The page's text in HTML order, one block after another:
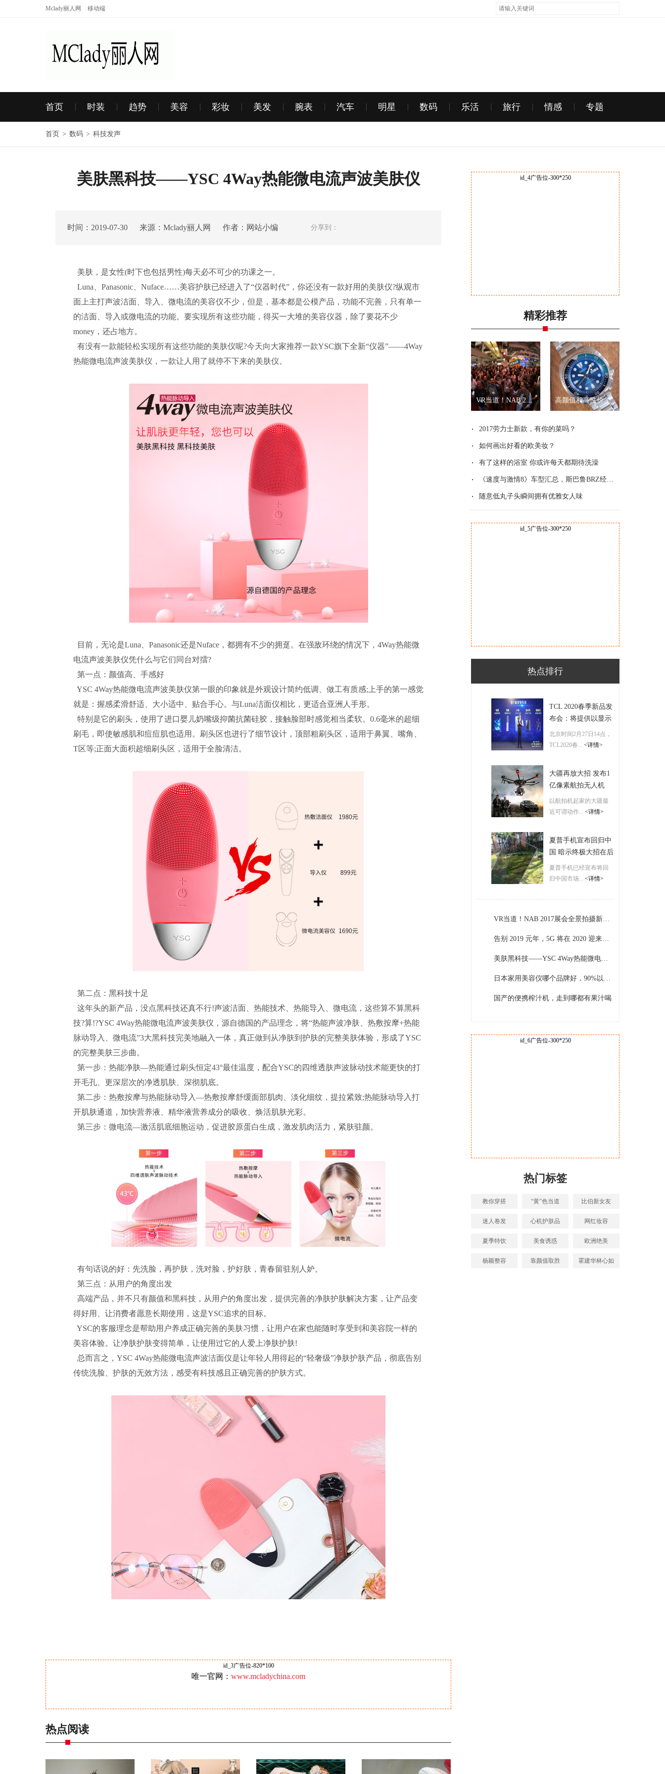
Mclady丽人网 移动端
首页 时装 趋势 美容 彩妆 美发 腕表 汽车 明星 数码 乐活 旅行 情感 专题
首页 > 数码 > 科技发声
美肤黑科技——YSC 4Way热能微电流声波美肤仪
时间：2019-07-30 来源：Mclady丽人网 作者：网站小编 分享到：
美肤，是女性(时下也包括男性)每天必不可少的功课之一。
Luna、Panasonic、Nuface……美容护肤已经进入了“仪器时代”，你还没有一款好用的美肤仪?纵观市
面上主打声波洁面、导入、微电流的美容仪不少，但是，基本都是公模产品，功能不完善，只有单一
的洁面、导入或微电流的功能。要实现所有这些功能，得买一大堆的美容仪器，除了要花不少
money，还占地方。
有没有一款能轻松实现所有这些功能的美肤仪呢?今天向大家推荐一款YSC旗下全新“仪器”——4Way
热能微电流声波美肤仪，一款让人用了就停不下来的美肤仪。
目前，无论是Luna、Panasonic还是Nuface，都拥有不少的拥趸。在强敌环绕的情况下，4Way热能微
电流声波美肤仪凭什么与它们同台对擂?
第一点：颜值高、手感好
YSC 4Way热能微电流声波美肤仪第一眼的印象就是外观设计简约低调、做工有质感;上手的第一感觉
就是：握感柔滑舒适、大小适中、贴合手心。与Luna洁面仪相比，更适合亚洲人手形。
特别是它的刷头，使用了进口婴儿奶嘴级抑菌抗菌硅胶，接触脸部时感觉相当柔软。0.6毫米的超细
刷毛，即使敏感肌和痘痘肌也适用。刷头区也进行了细节设计，顶部粗刷头区，适用于鼻翼、嘴角、
T区等;正面大面积超细刷头区，适用于全脸清洁。
第二点：黑科技十足
这年头的新产品，没点黑科技还真不行!声波洁面、热能技术、热能导入、微电流，这些算不算黑科
技?算!?YSC 4Way热能微电流声波美肤仪，源自德国的产品理念，将“热能声波净肤、热敷按摩+热能
脉动导入、微电流”3大黑科技完美地融入一体，真正做到从净肤到护肤的完整美肤体验，形成了YSC
的完整美肤三步曲。
第一步：热能净肤—热能通过刷头恒定43°最佳温度，配合YSC的四维透肤声波脉动技术能更快的打
开毛孔、更深层次的净透肌肤、深彻肌底。
第二步：热敷按摩与热能脉动导入—热敷按摩舒缓面部肌肉、淡化细纹，提拉紧致;热能脉动导入打
开肌肤通道，加快营养液、精华液营养成分的吸收、焕活肌肤光彩。
第三步：微电流—激活肌底细胞运动，促进胶原蛋白生成，激发肌肉活力，紧肤驻颜。
有句话说的好：先洗脸，再护肤，洗对脸，护好肤，青春留驻别人妒。
第三点：从用户的角度出发
高端产品，并不只有颜值和黑科技，从用户的角度出发，提供完善的净肤护肤解决方案，让产品变
得好用、让消费者愿意长期使用，这是YSC追求的目标。
YSC的客服理念是帮助用户养成正确完善的美肤习惯，让用户在家也能随时享受到和美容院一样的
美容体验。让净肤护肤变得简单，让使用过它的人爱上净肤护肤!
总而言之，YSC 4Way热能微电流声波洁面仪是让年轻人用得起的“轻奢级”净肤护肤产品，彻底告别
传统洗脸、护肤的无效方法，感受有科技感且正确完善的护肤方式。
id_3广告位-820*100
唯一官网： www.mcladychina.com
热点阅读
id_4广告位-300*250
精彩推荐
VR当道！NAB 2017展会全景拍摄新品一览 高颜值和高性价比？就是精工“乌龟”和“武士”
2017劳力士新款，有你的菜吗？
如何画出好看的欧美妆？
有了这样的浴室 你或许每天都期待洗澡
《速度与激情8》车型汇总，斯巴鲁BRZ经典改
随意低丸子头瞬间拥有优雅女人味
id_5广告位-300*250
热点排行
TCL 2020春季新品发
布会：将提供以显示
为核心竞争力的全屋
科技产品和解决方案
北京时间2月27日14点，
TCL2020春... <详情>
大疆再放大招 发布1
亿像素航拍无人机
以航拍机起家的大疆最
近可谓动作... <详情>
夏普手机宣布回归中
国 暗示终极大招在后
面
夏普手机已经宣布将回
归中国市场... <详情>
VR当道！NAB 2017展会全景拍摄新品一览
告别 2019 元年，5G 将在 2020 迎来全面爆发
美肤黑科技——YSC 4Way热能微电流声波美肤仪
日本家用美容仪哪个品牌好，90%以上的用户选用了它们
国产的便携榨汁机，走到哪都有果汁喝
id_6广告位-300*250
热门标签
教你穿搭 “黄”色当道 比伯新女友
迷人卷发 心机护肤品 网红妆容
夏季特饮 美食诱惑 欧洲绝美
杨颖整容 靠颜值取胜 霍建华林心如